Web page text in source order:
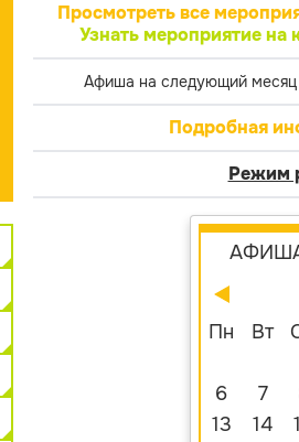
Просмотреть все
Узнать мероприятие на
Афиша на следующий месяц
Подробная
Режим
Пн Вт
6
7
13
14